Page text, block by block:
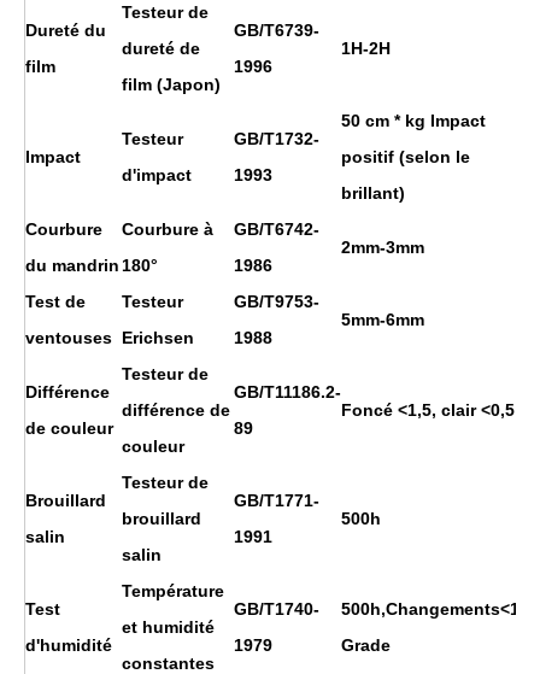
Dureté du
film
Testeur de
dureté de
film (Japon)
GB/T6739-
1996
1H-2H
Impact
Testeur
d'impact
GB/T1732-
1993
50 cm * kg Impact
positif (selon le
brillant)
Courbure
du mandrin
Courbure à
180°
GB/T6742-
1986
2mm-3mm
Test de
ventouses
Testeur
Erichsen
GB/T9753-
1988
5mm-6mm
Différence
de couleur
Testeur de
différence de
couleur
GB/T11186.2-
89
Foncé <1,5, clair <0,5
Brouillard
salin
Testeur de
brouillard
salin
GB/T1771-
1991
500h
Test
d'humidité
Température
et humidité
constantes
GB/T1740-
1979
500h,Changements<1
Grade